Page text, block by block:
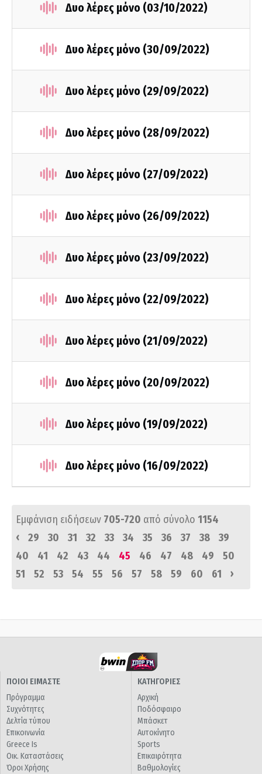
Δυο λέρες μόνο (03/10/2022)
Δυο λέρες μόνο (30/09/2022)
Δυο λέρες μόνο (29/09/2022)
Δυο λέρες μόνο (28/09/2022)
Δυο λέρες μόνο (27/09/2022)
Δυο λέρες μόνο (26/09/2022)
Δυο λέρες μόνο (23/09/2022)
Δυο λέρες μόνο (22/09/2022)
Δυο λέρες μόνο (21/09/2022)
Δυο λέρες μόνο (20/09/2022)
Δυο λέρες μόνο (19/09/2022)
Δυο λέρες μόνο (16/09/2022)
Εμφάνιση ειδήσεων 705-720 από σύνολο 1154
‹
29 30 31 32 33 34 35 36 37 38
39
40
41 42 43 44 45 46 47 48 49
50
51
52 53 54 55 56 57 58 59 60 61 ›
ΠΟΙΟΙ ΕΙΜΑΣΤΕ
Πρόγραμμα
Συχνότητες
Δελτία τύπου
Επικοινωνία
Greece Is
Οικ. Καταστάσεις
Όροι Χρήσης
ΚΑΤΗΓΟΡΙΕΣ
Αρχική
Ποδόσφαιρο
Μπάσκετ
Αυτοκίνητο
Sports
Επικαιρότητα
Βαθμολογίες